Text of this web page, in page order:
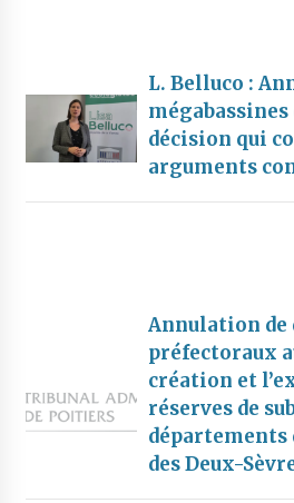
L. Belluco :
mégabassines
décision qui
arguments
Annulation de
préfectoraux
création et
réserves de
départements
des Deux-